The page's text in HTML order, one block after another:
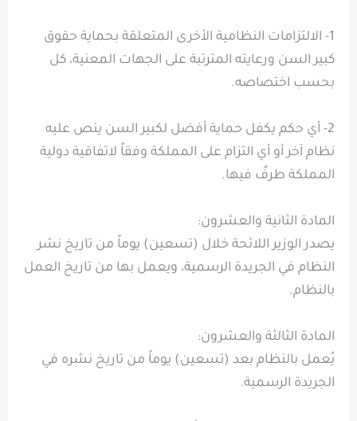
1- الالتزامات النظامية الأخرى المتعلقة بحماية حقوق
كبير السن ورعايته المترتبة على الجهات المعنية، كل
بحسب اختصاصه.
2- أي حكم يكفل حماية أفضل لكبير السن ينص عليه
نظام آخر أو أي التزام على المملكة وفقاً لاتفاقية دولية
المملكة طرفٌ فيها.
المادة الثانية والعشرون:
يصدر الوزير اللائحة خلال (تسعين) يوماً من تاريخ نشر
النظام في الجريدة الرسمية، ويعمل بها من تاريخ العمل
بالنظام.
المادة الثالثة والعشرون:
يُعمل بالنظام بعد (تسعين) يوماً من تاريخ نشره في
الجريدة الرسمية.